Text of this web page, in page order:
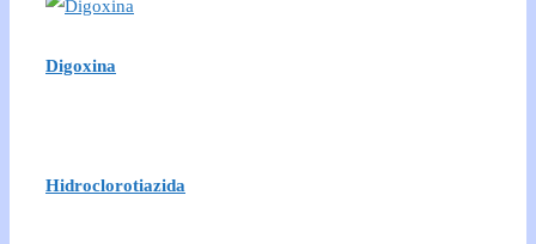
Digoxina
Hidroclorotiazida